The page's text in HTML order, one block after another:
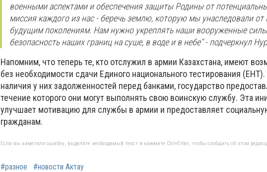
военными аспектами и обеспечения защиты Родины от
миссия каждого из нас - беречь землю, которую мы унаследовали от
будущим поколениям. Нам нужно укреплять наши вооруженные
безопасность наших границ на суше, в воде и в небе" - подчеркнул
Напомним, что теперь те, кто отслужил в армии Казахстана, имеют
без необходимости сдачи Единого национального тестирования
наличия у них задолженностей перед банками, государство
течение которого они могут выполнять свою воинскую службу. Эта
улучшает мотивацию для службы в армии и предоставляет
гражданам.
Если вы заметили ошибку, выделите необходимый текст и нажмите Ctrl+Enter, чтобы сообщить об этом
#разное #новости Актау